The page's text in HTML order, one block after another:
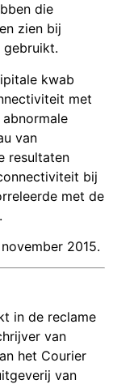
die
zien bij
gebruikt.
kwab
met
abnormale
van
resultaten
bij
met de
2015.
in de reclame
van
het Courier
van